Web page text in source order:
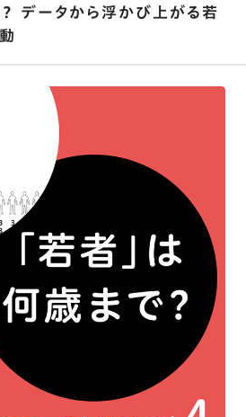
？ データから浮かび上がる若